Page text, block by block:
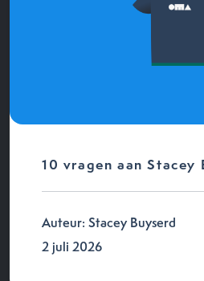
10 vragen aan Stacey
Auteur: Stacey Buyserd
2 juli 2026